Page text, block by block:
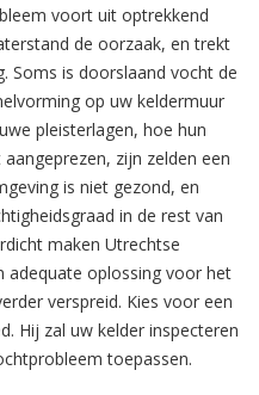
voort uit optrekkend
de oorzaak, en trekt
Soms is doorslaand vocht de
op uw keldermuur
pleisterlagen, hoe hun
zijn zelden een
is niet gezond, en
in de rest van
maken Utrechtse
adequate oplossing voor het
verspreid. Kies voor een
Hij zal uw kelder inspecteren
toepassen.